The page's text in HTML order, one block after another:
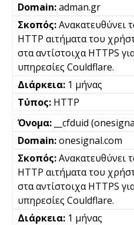
adman.gr
Ανακατευθύνει
HTTP αιτήματα του
στα αντίστοιχα HTTPS
υπηρεσίες Couldflare.
1 μήνας
HTTP
__cfduid
onesignal.com
Ανακατευθύνει
HTTP αιτήματα του
στα αντίστοιχα HTTPS
υπηρεσίες Couldflare.
1 μήνας